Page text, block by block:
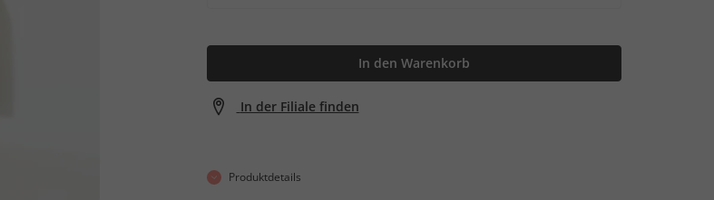
In den Warenkorb
In der Filiale finden
Produktdetails